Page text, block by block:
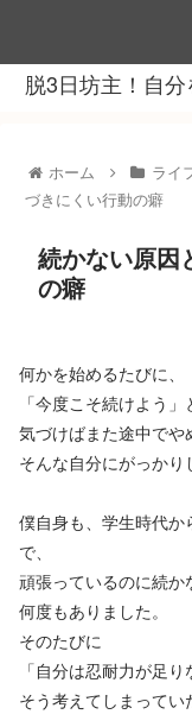
脱3日坊主！自
ホーム ライ
づきにくい行動の癖
続かない原因
の癖
何かを始めるたびに、
「今度こそ続けよう」
気づけばまた途中でや
そんな自分にがっかり
僕自身も、学生時代
で、
頑張っているのに続
何度もありました。
そのたびに
「自分は忍耐力が足
そう考えてしまってい